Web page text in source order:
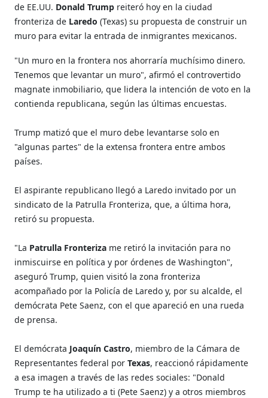
de EE.UU. Donald Trump reiteró hoy en la ciudad
fronteriza de Laredo(Texas) su propuesta de construir un
muro para evitar la entrada de inmigrantes mexicanos.
"Un muro en la frontera nos ahorraría muchísimo dinero.
Tenemos que levantar un muro", afirmó el controvertido
magnate inmobiliario, que lidera la intención de voto en la
contienda republicana, según las últimas encuestas.
Trump matizó que el muro debe levantarse solo en
"algunas partes" de la extensa frontera entre ambos
países.
El aspirante republicano llegó a Laredo invitado por un
sindicato de la Patrulla Fronteriza, que, a última hora,
retiró su propuesta.
"La Patrulla Fronteriza me retiró la invitación para no
inmiscuirse en política y por órdenes de Washington",
aseguró Trump, quien visitó la zona fronteriza
acompañado por la Policía de Laredo y, por su alcalde, el
demócrata Pete Saenz, con el que apareció en una rueda
de prensa.
El demócrata Joaquín Castro, miembro de la Cámara de
Representantes federal porTexas, reaccionó rápidamente
a esa imagen a través de las redes sociales: "Donald
Trump te ha utilizado a ti (Pete Saenz) y a otros miembros